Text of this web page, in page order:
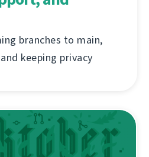
branches to main,
keeping privacy